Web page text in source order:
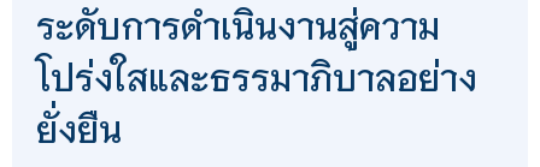
ระดับการดำเนินงานสู่ความ
โปร่งใสและธรรมาภิบาลอย่าง
ยั่งยืน